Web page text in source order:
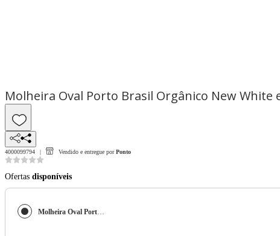
Molheira Oval Porto Brasil Orgânico New White
4000099794 Vendido e entregue por Ponto
Ofertas disponíveis
Molheira Oval Porto Brasil Orgânico New White em Stoneware Branco – 6 Peças